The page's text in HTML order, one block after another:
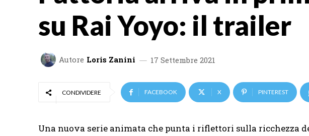
su Rai Yoyo: il trailer
Autore Loris Zanini 17 Settembre 2021
CONDIVIDERE FACEBOOK X PINTEREST
Una nuova serie animata che punta i riflettori sulla ricchezza